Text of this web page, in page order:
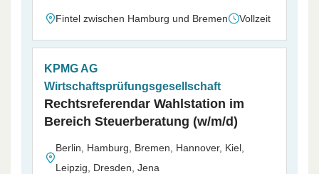
Fintel zwischen Hamburg und Bremen Vollzeit
KPMG AG
Wirtschaftsprüfungsgesellschaft
Rechtsreferendar Wahlstation im
Bereich Steuerberatung (w/m/d)
Berlin, Hamburg, Bremen, Hannover, Kiel,
Leipzig, Dresden, Jena